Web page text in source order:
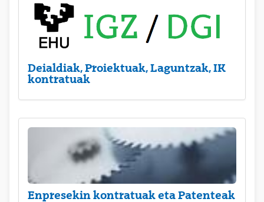
Deialdiak, Proiektuak, Laguntzak, IK
kontratuak
Enpresekin kontratuak eta Patenteak